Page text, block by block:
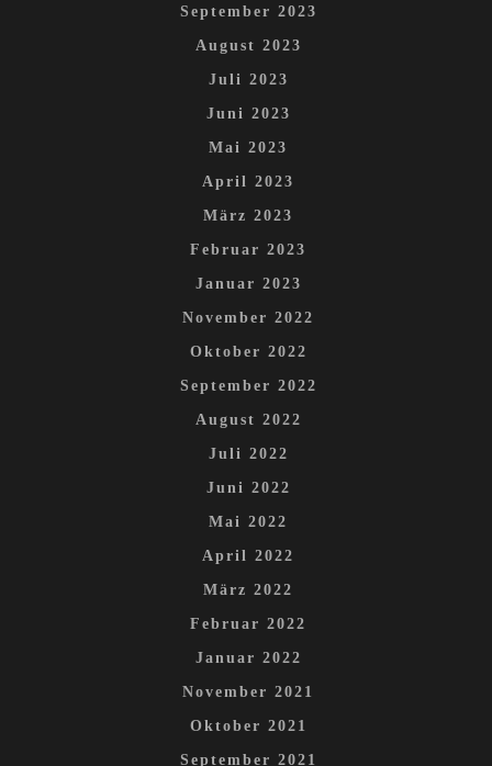
September 2023
August 2023
Juli 2023
Juni 2023
Mai 2023
April 2023
März 2023
Februar 2023
Januar 2023
November 2022
Oktober 2022
September 2022
August 2022
Juli 2022
Juni 2022
Mai 2022
April 2022
März 2022
Februar 2022
Januar 2022
November 2021
Oktober 2021
September 2021